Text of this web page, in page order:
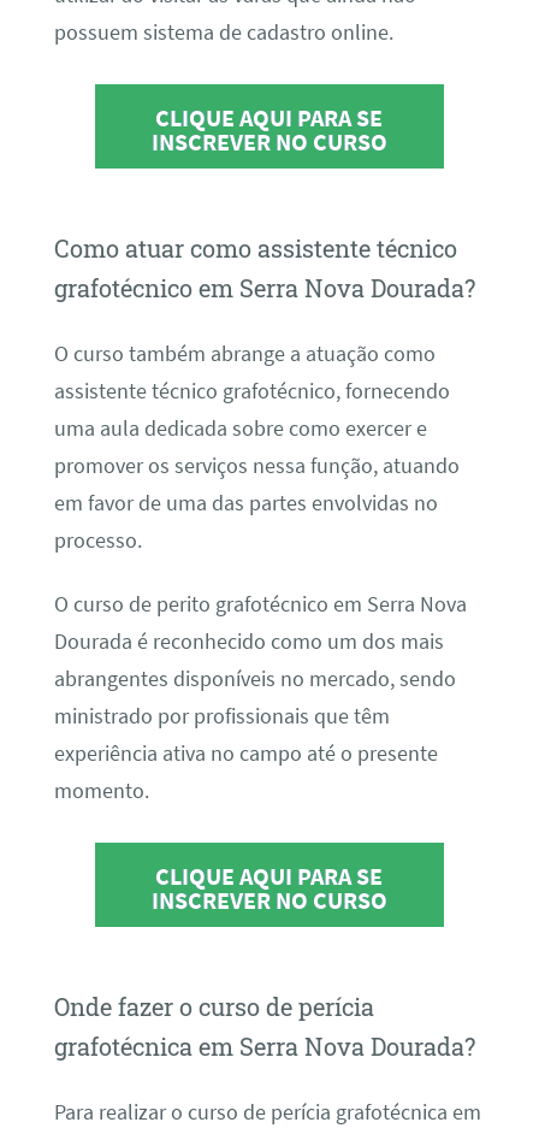
possuem sistema de cadastro online.
CLIQUE AQUI PARA SE
INSCREVER NO CURSO
Como atuar como assistente técnico
grafotécnico em Serra Nova Dourada?
O curso também abrange a atuação como
assistente técnico grafotécnico, fornecendo
uma aula dedicada sobre como exercer e
promover os serviços nessa função, atuando
em favor de uma das partes envolvidas no
processo.
O curso de perito grafotécnico em Serra Nova
Dourada é reconhecido como um dos mais
abrangentes disponíveis no mercado, sendo
ministrado por profissionais que têm
experiência ativa no campo até o presente
momento.
CLIQUE AQUI PARA SE
INSCREVER NO CURSO
Onde fazer o curso de perícia
grafotécnica em Serra Nova Dourada?
Para realizar o curso de perícia grafotécnica em